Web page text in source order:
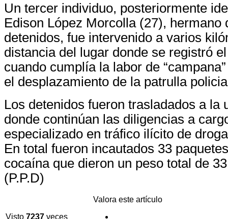
Un tercer individuo, posteriormente
Edison López Morcolla (27), hermano
detenidos, fue intervenido a varios
distancia del lugar donde se registró
cuando cumplía la labor de
el desplazamiento de la patrulla
Los detenidos fueron trasladados a la
donde continúan las diligencias a
especializado en tráfico ilícito de
En total fueron incautados 33
cocaína que dieron un peso total de
(P.P.D)
Visto 7237 veces
Valora este artículo